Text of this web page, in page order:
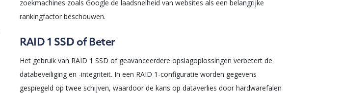
zoekmachines zoals Google de laadsnelheid van websites als een belangrijke
rankingfactor beschouwen.
RAID 1 SSD of Beter
Het gebruik van RAID 1 SSD of geavanceerdere opslagoplossingen verbetert de
databeveiliging en -integriteit. In een RAID 1-configuratie worden gegevens
gespiegeld op twee schijven, waardoor de kans op dataverlies door hardwarefalen